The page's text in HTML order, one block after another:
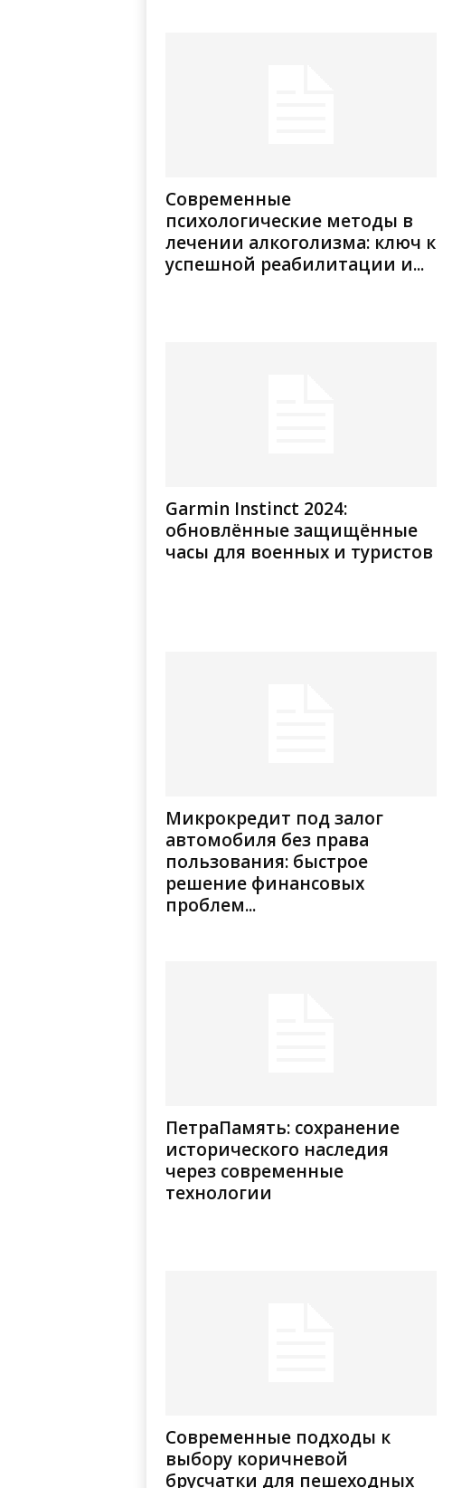
Современные
психологические методы в
лечении алкоголизма: ключ к
успешной реабилитации и...
Garmin Instinct 2024:
обновлённые защищённые
часы для военных и туристов
Микрокредит под залог
автомобиля без права
пользования: быстрое
решение финансовых
проблем...
ПетраПамять: сохранение
исторического наследия
через современные
технологии
Современные подходы к
выбору коричневой
брусчатки для пешеходных